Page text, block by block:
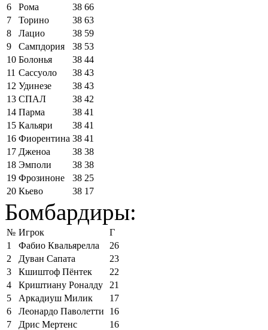
6
Рома 38 66
7
Торино 38 63
8
Лацио 38 59
9
Сампдория 38 53
10 Болонья 38 44
11 Сассуоло 38 43
12 Удинезе 38 43
13 СПАЛ 38 42
14 Парма 38 41
15 Кальяри 38 41
16 Фиорентина 38 41
17 Дженоа 38 38
18 Эмполи 38 38
19 Фрозиноне 38 25
20 Кьево 38 17
Бомбардиры:
№ Игрок
Г
1
Фабио Квальярелла
26
2
Дуван Сапата
23
3
Кшиштоф Пёнтек
22
4
Криштиану Роналду
21
5
Аркадиуш Милик
17
6
Леонардо Паволетти
16
7
Дрис Мертенс
16